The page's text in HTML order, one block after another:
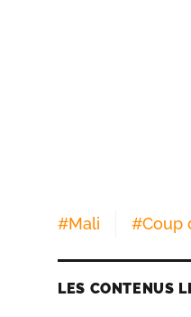
#Mali #Coup
LES CONTENUS